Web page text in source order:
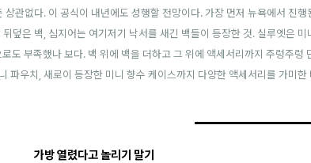
상관없다. 이 공식이 내년에도 성행할 전망이다. 가장 먼저 뉴욕에서 진
덮은 백, 심지어는 여기저기 낙서를 새긴 백들이 등장한 것. 실루엣은 미
도 부족했나 보다. 백 위에 백을 더하고 그 위에 액세서리까지 주렁주렁
파우치, 새로이 등장한 미니 향수 케이스까지 다양한 액세서리를 가미한
가방 열렸다고 놀리기 말기